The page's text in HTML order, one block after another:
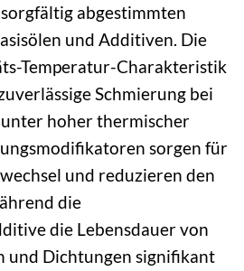
abgestimmten
und Additiven. Die
Temperatur-Charakteristik
Schmierung bei
hoher thermischer
sorgen für
und reduzieren den
die
die Lebensdauer von
und Dichtungen signifikant